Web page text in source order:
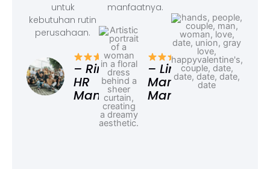
untuk
kebutuhan rutin
perusahaan.
– Rina,
HR
Manager
manfaatnya.
– Linda,
Marketing
Manager